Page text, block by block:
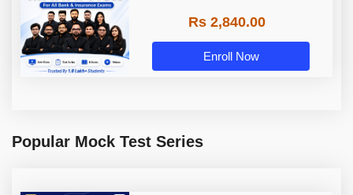
Rs 2,840.00
Enroll Now
Popular Mock Test Series